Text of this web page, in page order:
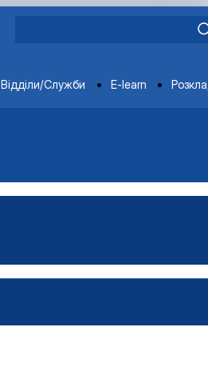
Відділи/Служби E-learn